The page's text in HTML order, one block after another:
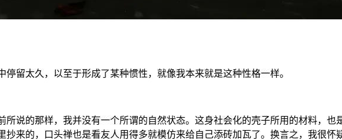
留太久，以至于形成了某种惯性，就像我本来就是这种性格一样。
说的那样，我并没有一个所谓的自然状态。这身社会化的壳子所用的材料，也
的，口头禅也是看友人用得多就模仿来给自己添砖加瓦了。换言之，我很怀